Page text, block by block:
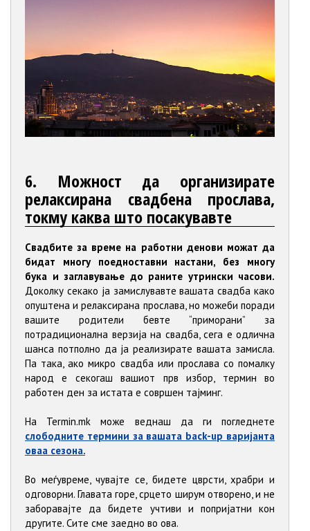
6. Можност да организирате
релаксирана свадбена прослава,
токму каква што посакувавте
Свадбите за време на работни денови можат да
бидат многу поедноставни настани, без многу
бука и заглавување до раните утрински часови.
Доколку секако ја замислувавте вашата свадба како
опуштена и релаксирана прослава, но можеби поради
вашите родители бевте “приморани” за
потрадиционална верзија на свадба, сега е одлична
шанса потполно да ја реализирате вашата замисла.
Па така, ако микро свадба или прослава со помалку
народ е секогаш вашиот прв избор, термин во
работен ден за истата е совршен тајминг.
На Termin.mk може веднаш да ги погледнете
слободните термини за вашата back-up варијантa
оваа сезона.
Во меѓувреме, чувајте се, бидете цврсти, храбри и
одговорни. Главата горе, срцето ширум отворено, и не
заборавајте да бидете учтиви и попријатни кон
другите. Сите сме заедно во ова.